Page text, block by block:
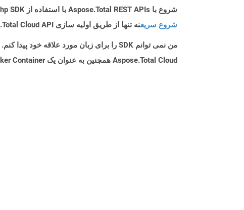
شروع با Aspose.Total REST APIs با استفاده از Php SDK: راهنمای مبتدی
شروع سریعنه تنها از طریق اولیه سازی Aspose.Total Cloud API راهنمایی می کند، بلکه به نصب کتابخانه های مورد نیاز نیز کمک می کند.
من نمی توانم SDK را برای زبان مورد علاقه خود پیدا کنم. باید چکار کنم؟
Aspose.Total Cloud همچنین به عنوان یک Docker Container در دسترس است. در صورتی که SDK مورد نیاز شما هنوز در دسترس نیست، از آن با cURL استفاده کنید.